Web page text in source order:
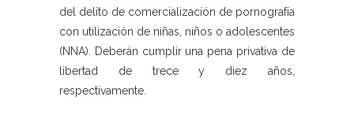
del delito de comercialización de pornografía
con utilización de niñas, niños o adolescentes
(NNA). Deberán cumplir una pena privativa de
libertad de trece y diez años,
respectivamente.